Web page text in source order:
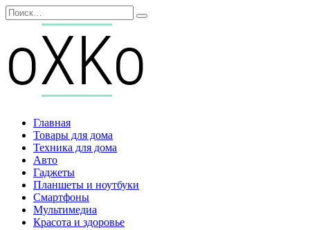
Перейти
к
содержанию
Search
for:
Главная
Товары для дома
Техника для дома
Авто
Гаджеты
Планшеты и ноутбуки
Смартфоны
Мультимедиа
Красота и здоровье